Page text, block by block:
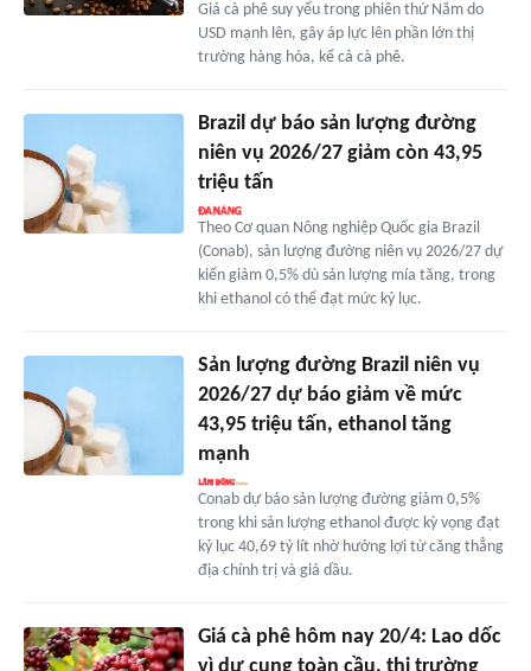
Giá cà phê suy yếu trong phiên thứ Năm do
USD mạnh lên, gây áp lực lên phần lớn thị
trường hàng hóa, kể cả cà phê.
Brazil dự báo sản lượng đường
niên vụ 2026/27 giảm còn 43,95
triệu tấn
Theo Cơ quan Nông nghiệp Quốc gia Brazil
(Conab), sản lượng đường niên vụ 2026/27 dự
kiến giảm 0,5% dù sản lượng mía tăng, trong
khi ethanol có thể đạt mức kỷ lục.
Sản lượng đường Brazil niên vụ
2026/27 dự báo giảm về mức
43,95 triệu tấn, ethanol tăng
mạnh
Conab dự báo sản lượng đường giảm 0,5%
trong khi sản lượng ethanol được kỳ vọng đạt
kỷ lục 40,69 tỷ lít nhờ hưởng lợi từ căng thẳng
địa chính trị và giá dầu.
Giá cà phê hôm nay 20/4: Lao dốc